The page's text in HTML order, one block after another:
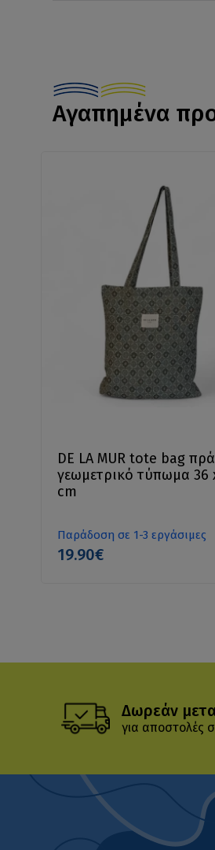
Αγαπημένα
DE LA MUR tote bag
γεωμετρικό τύπωμα 36
cm
Παράδοση σε 1-3 εργάσιμες
19.90€
Δωρεάν
για αποστολές